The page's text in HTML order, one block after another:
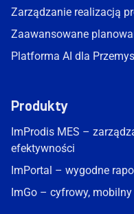
Zarządzanie realizacją
Zaawansowane
Platforma AI dla
Produkty
ImProdis MES –
efektywności
ImPortal – wygodne
ImGo – cyfrowy,